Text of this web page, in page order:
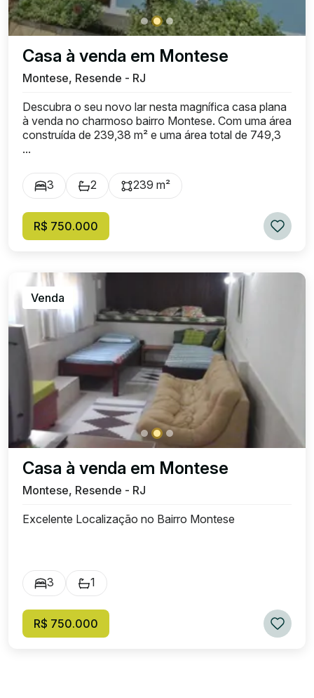
Casa à venda em Montese
Montese, Resende - RJ
Descubra o seu novo lar nesta magnífica casa plana
à venda no charmoso bairro Montese. Com uma área
construída de 239,38 m² e uma área total de 749,3
...
3 2 239 m²
R$ 750.000
Venda
Casa à venda em Montese
Montese, Resende - RJ
Excelente Localização no Bairro Montese
3 1
R$ 750.000